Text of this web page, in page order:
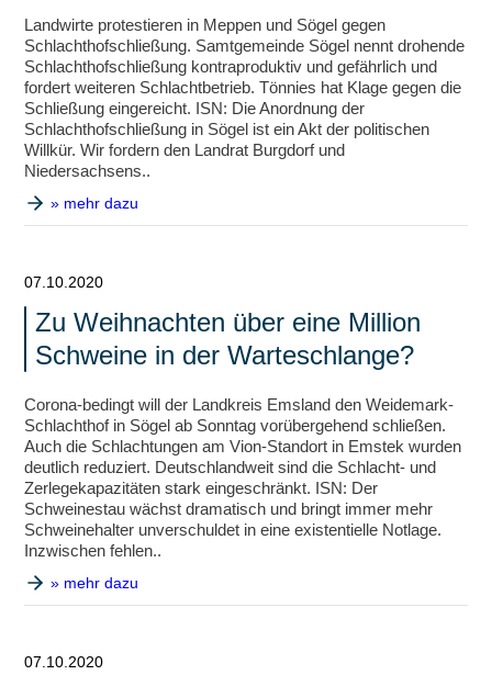
Landwirte protestieren in Meppen und Sögel gegen
Schlachthofschließung. Samtgemeinde Sögel nennt drohende
Schlachthofschließung kontraproduktiv und gefährlich und
fordert weiteren Schlachtbetrieb. Tönnies hat Klage gegen die
Schließung eingereicht. ISN: Die Anordnung der
Schlachthofschließung in Sögel ist ein Akt der politischen
Willkür. Wir fordern den Landrat Burgdorf und
Niedersachsens..
» mehr dazu
07.10.2020
Zu Weihnachten über eine Million
Schweine in der Warteschlange?
Corona-bedingt will der Landkreis Emsland den Weidemark-
Schlachthof in Sögel ab Sonntag vorübergehend schließen.
Auch die Schlachtungen am Vion-Standort in Emstek wurden
deutlich reduziert. Deutschlandweit sind die Schlacht- und
Zerlegekapazitäten stark eingeschränkt. ISN: Der
Schweinestau wächst dramatisch und bringt immer mehr
Schweinehalter unverschuldet in eine existentielle Notlage.
Inzwischen fehlen..
» mehr dazu
07.10.2020